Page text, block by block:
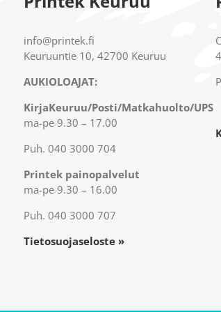
info@printek.fi
Keuruuntie 10, 42700 Keuruu
AUKIOLOAJAT:
KirjaKeuruu/Posti/Matkahuolto/UPS
ma-pe 9.30 – 17.00
Puh. 040 3000 704
Printek painopalvelut
ma-pe 9.30 – 16.00
Puh. 040 3000 707
Tietosuojaseloste »